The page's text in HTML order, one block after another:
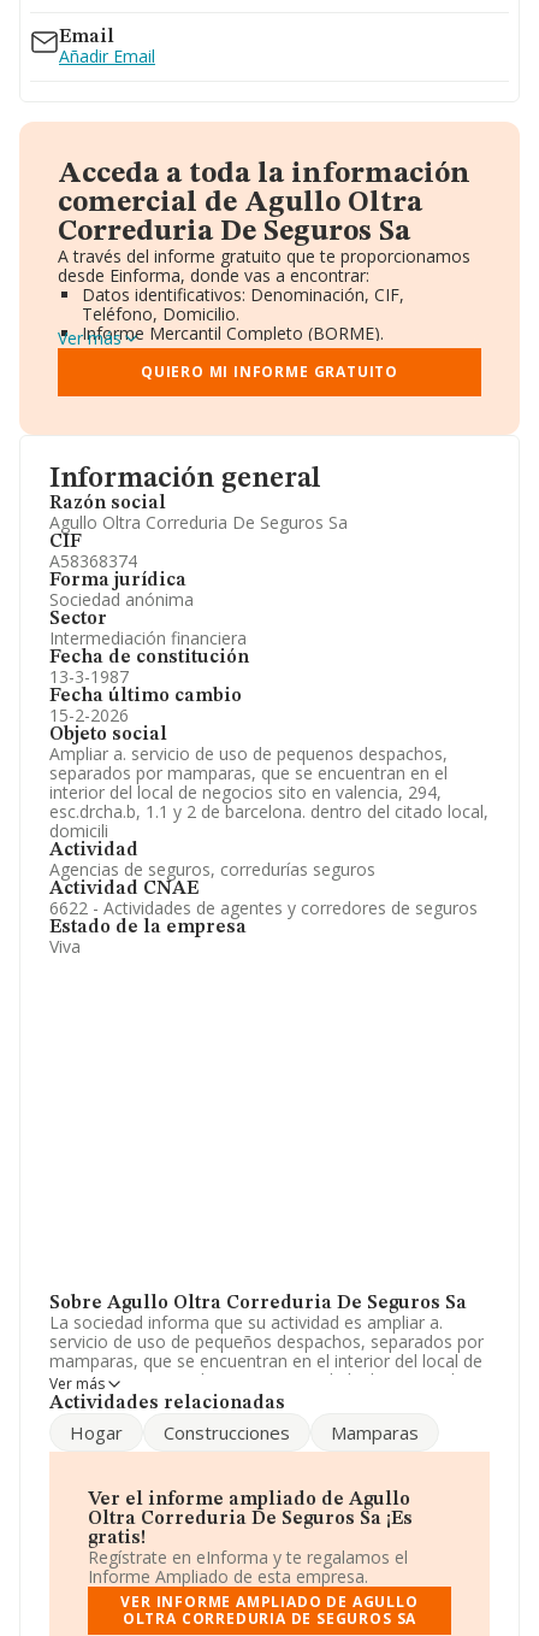
Información general
Razón social
Agullo Oltra Correduria De Seguros Sa
CIF
A58368374
Forma jurídica
Sociedad anónima
Sector
Intermediación financiera
Fecha de constitución
13-3-1987
Fecha último cambio
15-2-2026
Objeto social
Ampliar a. servicio de uso de pequenos despachos,
separados por mamparas, que se encuentran en el
interior del local de negocios sito en valencia, 294,
esc.drcha.b, 1.1 y 2 de barcelona. dentro del citado local,
domicili
Actividad
Agencias de seguros, corredurías seguros
Actividad CNAE
6622 - Actividades de agentes y corredores de seguros
Estado de la empresa
Viva
Sobre Agullo Oltra Correduria De Seguros Sa
La sociedad informa que su actividad es ampliar a.
servicio de uso de pequeños despachos, separados por
mamparas, que se encuentran en el interior del local de
negocios sito en valencia, 294, esc.drcha.b, 1.1 y 2 de
barcelona. dentro del citado local, domicili. La empresa
CNAE es 'Actividades de agentes y corredores de
seguros' con código 6622. La compañía no tiene
Para llamar las oficinas se puede hacer a través del
número 932657774 y puedes consultar su página web
aquí:www.agullooltra.com.
La compañíaAgullo Oltra Correduria de Seguros
, con número de identificación fiscal A58368374,
está situada en Calle Valencia núm. 492 -494 Local 9-10,
Ver más
Actividades relacionadas
Hogar Construcciones Mamparas
Ver el informe ampliado de Agullo
Oltra Correduria De Seguros Sa ¡Es
gratis!
Regístrate en eInforma y te regalamos el
Informe Ampliado de esta empresa.
VER INFORME AMPLIADO DE AGULLO
OLTRA CORREDURIA DE SEGUROS SA
Email
Añadir Email
Acceda a toda la información
comercial de Agullo Oltra
Correduria De Seguros Sa
A través del informe gratuito que te proporcionamos
desde Einforma, donde vas a encontrar:
Datos identificativos: Denominación, CIF,
Teléfono, Domicilio.
Informe Mercantil Completo (BORME).
Gráficos de Evolución Ventas y Empleados.
Consejo de Administración y Administradores.
Directivos y Ejecutivos.
Información oficial y registral complementaria.
Ver más
QUIERO MI INFORME GRATUITO